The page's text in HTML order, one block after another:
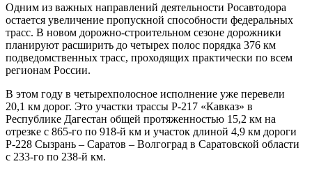
Одним из важных направлений деятельности Росавтодора
остается увеличение пропускной способности федеральных
трасс. В новом дорожно-строительном сезоне дорожники
планируют расширить до четырех полос порядка 376 км
подведомственных трасс, проходящих практически по всем
регионам России.
В этом году в четырехполосное исполнение уже перевели
20,1 км дорог. Это участки трассы Р-217 «Кавказ» в
Республике Дагестан общей протяженностью 15,2 км на
отрезке с 865-го по 918-й км и участок длиной 4,9 км дороги
Р-228 Сызрань – Саратов – Волгоград в Саратовской области
с 233-го по 238-й км.